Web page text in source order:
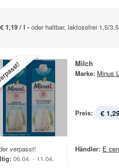
€ 1,19 / l - oder haltbar, laktosefrei 1,5/
Milch
Marke: Minus L
Preis: €
verpasst!
06.04. - 11.04.
Händler: E